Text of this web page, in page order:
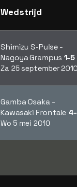
Wedstrijd
Shimizu S-Pulse -
Nagoya Grampus 1-5
Za 25 september
Gamba Osaka -
Kawasaki Frontale
Wo 5 mei 2010